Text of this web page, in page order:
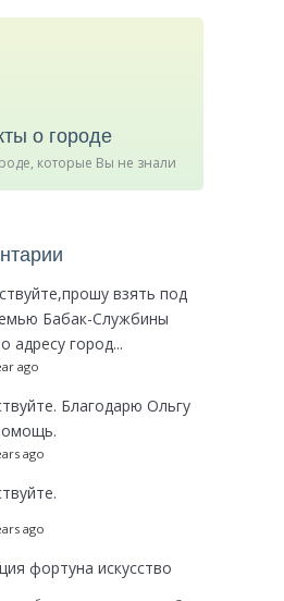
о городе
которые Вы не знали
взять под
Бабак-Службины
город...
ago
Благодарю Ольгу
ago
ago
фортуна искусство